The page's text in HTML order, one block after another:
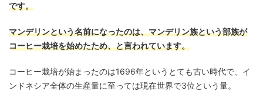
です。
マンデリンという名前になったのは、マンデリン族という部族が
コーヒー栽培を始めたため、と言われています。
コーヒー栽培が始まったのは1696年というとても古い時代で、イ
ンドネシア全体の生産量に至っては現在世界で3位という量。